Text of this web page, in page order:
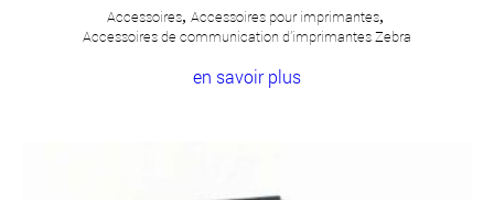
Accessoires, Accessoires pour imprimantes,
Accessoires de communication d'imprimantes Zebra
en savoir plus